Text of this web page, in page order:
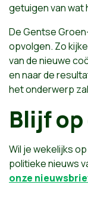
getuigen van wat
De Gentse
opvolgen. Zo
van de nieuwe
en naar de
het onderwerp
Blijf
Wil je wekelijks
politieke nieuws
onze